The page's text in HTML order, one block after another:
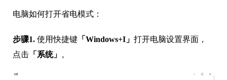
电脑如何打开省电模式：
步骤1. 使用快捷键 「Windows+I」 打开电脑设置界面，
点击 「系统」 。